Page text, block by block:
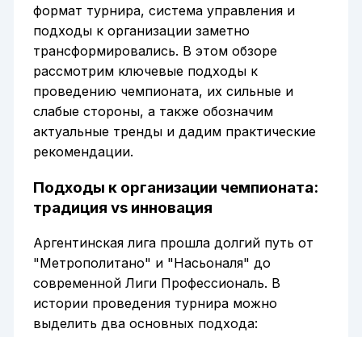
формат турнира, система управления и
подходы к организации заметно
трансформировались. В этом обзоре
рассмотрим ключевые подходы к
проведению чемпионата, их сильные и
слабые стороны, а также обозначим
актуальные тренды и дадим практические
рекомендации.
Подходы к организации чемпионата:
традиция vs инновация
Аргентинская лига прошла долгий путь от
"Метрополитано" и "Насьоналя" до
современной Лиги Профессиональ. В
истории проведения турнира можно
выделить два основных подхода: